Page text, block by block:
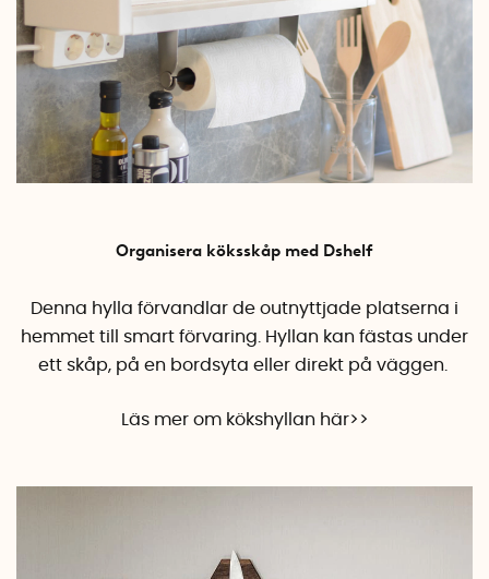
Organisera köksskåp med Dshelf
Denna hylla förvandlar de outnyttjade platserna i
hemmet till smart förvaring. Hyllan kan fästas under
ett skåp, på en bordsyta eller direkt på väggen.
Läs mer om kökshyllan här>>